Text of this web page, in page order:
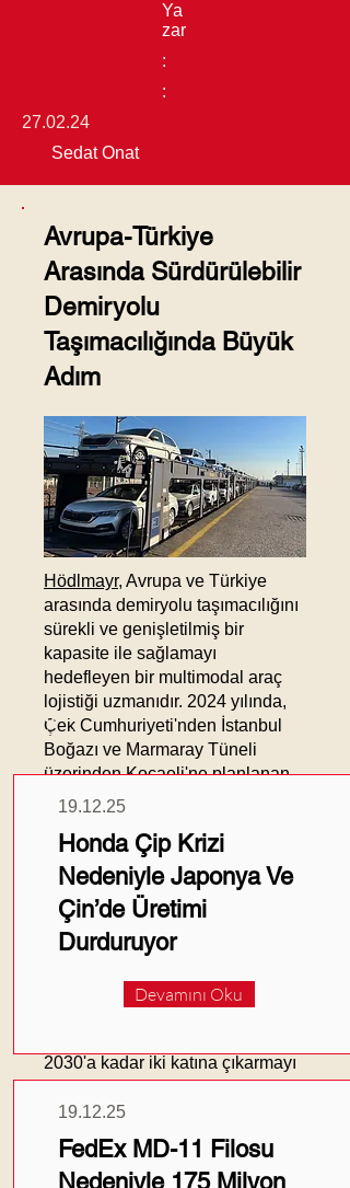
Ya
zar
:
:
27.02.24
Sedat Onat
Avrupa-Türkiye
Arasında Sürdürülebilir
Demiryolu
Taşımacılığında Büyük
Adım
Hödlmayr, Avrupa ve Türkiye
arasında demiryolu taşımacılığını
sürekli ve genişletilmiş bir
kapasite ile sağlamayı
hedefleyen bir multimodal araç
lojistiği uzmanıdır. 2024 yılında,
Çek Cumhuriyeti'nden İstanbul
Boğazı ve Marmaray Tüneli
üzerinden Kocaeli'ne planlanan
demiryolu güzergahı üzerinde
güzergah, Nisan 2024'ten itibaren
haftada bir kez hizmet verecek ve
Avrupa ile Türkiye arasında yıllık
yaklaşık 22 bin araç taşıma
kapasitesine sahip olacak.
iklim kriziyle mücadele hedefleri
doğrultusunda, demiryolu
2030'a kadar iki katına çıkarmayı
amaçlıyor. Demiryolu kullanımının
kamyonla taşımaya göre CO2
emisyonlarını yüzde 75 oranında
azalttığı ve şirketin yıllık 1,9
milyon adet araç teslim ettiği,
Güncel
Haberler
19.12.25
Honda Çip Krizi
Nedeniyle Japonya Ve
Çin’de Üretimi
Durduruyor
Devamını Oku
19.12.25
FedEx MD-11 Filosu
Nedeniyle 175 Milyon